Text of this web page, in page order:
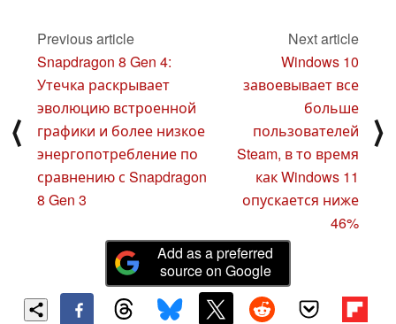
⟨
Previous article
Snapdragon 8 Gen 4:
Утечка раскрывает
эволюцию встроенной
графики и более низкое
энергопотребление по
сравнению с Snapdragon
8 Gen 3
Next article
Windows 10
завоевывает все
больше
пользователей
Steam, в то время
как Windows 11
опускается ниже
46%
⟩
Add as a preferred
source on Google